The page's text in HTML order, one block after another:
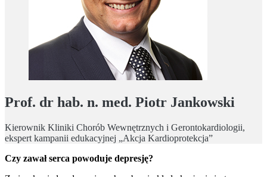
Prof. dr hab. n. med. Piotr Jankowski
Kierownik Kliniki Chorób Wewnętrznych i Gerontokardiologii,
ekspert kampanii edukacyjnej „Akcja Kardioprotekcja”
Czy zawał serca powoduje depresję?